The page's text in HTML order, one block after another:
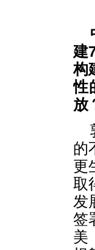
建
构
性
放
的
更
取
发
签
美